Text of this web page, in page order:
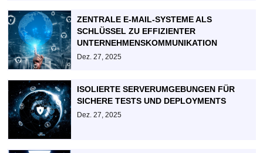
ZENTRALE E-MAIL-SYSTEME ALS
SCHLÜSSEL ZU EFFIZIENTER
UNTERNEHMENSKOMMUNIKATION
Dez. 27, 2025
ISOLIERTE SERVERUMGEBUNGEN FÜR
SICHERE TESTS UND DEPLOYMENTS
Dez. 27, 2025